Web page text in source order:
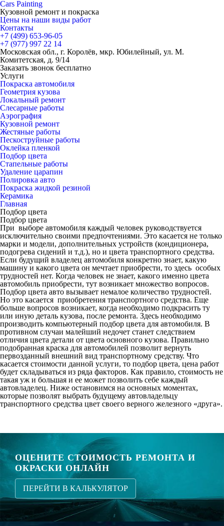
Cars Painting
Кузовной ремонт и покраска
Цены на наши виды работ
Контакты
+7 (499) 653-96-05
+7 (977) 997 22 14
Московская обл., г. Королёв, мкр. Юбилейный, ул. М.
Комитетская, д. 9/14
Заказать звонок бесплатно
Услуги
Покраска автомобиля
Геометрия кузова
Локальный ремонт
Слесарные работы
Аэрография
Кузовной ремонт
Жестяные работы
Пескоструйные работы
Оклейка пленкой
Подбор цвета
Стапельные работы
Удаление царапин
Полировка авто
Покраска жидкой резиной
Керамика
Главная
Подбор цвета
Подбор цвета
При выборе автомобиля каждый человек руководствуется
исключительно своими предпочтениями. Это касается не только
марки и модели, дополнительных устройств (кондиционера,
подогрева сидений и т.д.), но и цвета транспортного средства.
Если будущий владелец автомобиля конкретно знает, какую
машину и какого цвета он мечтает приобрести, то здесь особых
трудностей нет. Когда человек не знает, какого именно цвета
автомобиль приобрести, тут возникает множество вопросов.
Подбор цвета авто вызывает немалое количество трудностей.
Но это касается приобретения транспортного средства. Еще
больше вопросов возникает, когда необходимо подкрасить ту
или иную деталь кузова, после ремонта. Здесь необходимо
производить компьютерный подбор цвета для автомобиля. В
противном случаи малейший недочет станет следствием
отличия цвета детали от цвета основного кузова. Правильно
подобранная краска для автомобилей позволит вернуть
первозданный внешний вид транспортному средству. Что
касается стоимости данной услуги, то подбор цвета, цена работ
будет складываться из ряда факторов. Как правило, стоимость не
такая уж и большая и ее может позволить себе каждый
автовладелец. Ниже остановимся на основных моментах,
которые позволят выбрать будущему автовладельцу
транспортного средства цвет своего верного железного «друга».
ОЦЕНИТЕ СТОИМОСТЬ РЕМОНТА И
ОКРАСКИ ОНЛАЙН
ПЕРЕЙТИ В КАЛЬКУЛЯТОР